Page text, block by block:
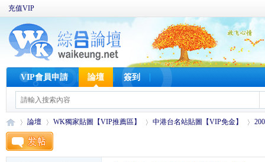
充值VIP
VIP會員申請 論壇 簽到
論壇 WK獨家貼圖【VIP推薦區】 中港台名站貼圖【VIP免金】